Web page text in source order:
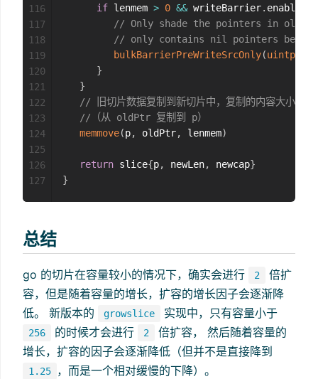
if lenmem > 0 && writeBarrier. enabled
// Only shade the pointers in
// only contains nil pointers
bulkBarrierPreWriteSrcOnly(uintptr
}
}
// 旧切片数据复制到新切片中，复制的内容大小为
//（从 oldPtr 复制到 p）
memmove(p, oldPtr, lenmem)
return slice{p, newLen, newcap}
}
116
117
118
119
120
121
122
123
124
125
126
127
总结
go 的切片在容量较小的情况下，确实会进行 2
倍扩
容，但是随着容量的增长，扩容的增长因子会逐渐降
低。 新版本的
growslice 实现中，只有容量小于
256 的时候才会进行 2
倍扩容， 然后随着容量的
增长，扩容的因子会逐渐降低（但并不是直接降到
1.25 ，而是一个相对缓慢的下降）。